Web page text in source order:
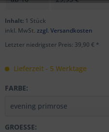
Inhalt: 1 Stück
inkl. MwSt. zzgl. Versandkosten
Letzter niedrigster Preis: 39,90 € *
Lieferzeit - 5 Werktage
FARBE:
GROESSE: